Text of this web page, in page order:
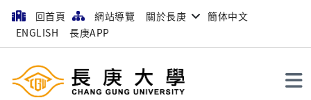
回首頁 網站導覽 關於長庚
簡体中文
ENGLISH
長庚APP